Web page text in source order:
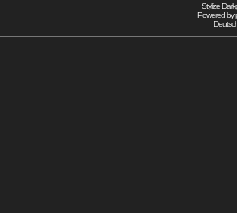
Stylize
Powered by